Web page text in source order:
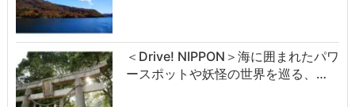
＜Drive! NIPPON＞海に囲まれたパワ
ースポットや妖怪の世界を巡る、…